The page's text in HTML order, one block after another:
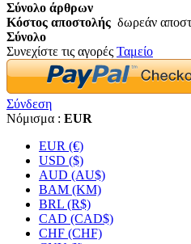
Σύνολο άρθρων
Κόστος αποστολής δωρεάν
Σύνολο
Συνεχίστε τις αγορές Ταμείο
Σύνδεση
Νόμισμα : EUR
EUR (€)
USD ($)
AUD (AU$)
BAM (KM)
BRL (R$)
CAD (CAD$)
CHF (CHF)